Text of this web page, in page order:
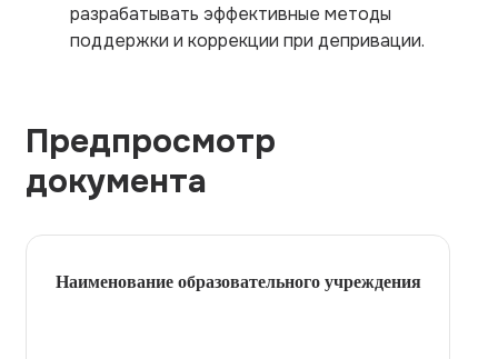
разрабатывать эффективные методы
поддержки и коррекции при депривации.
Предпросмотр
документа
Наименование образовательного учреждения